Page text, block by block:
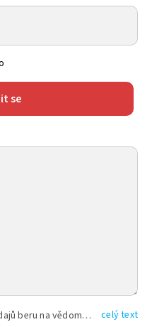
se
Vyplněním shora uvedených údajů beru na vědomí, že společnost TEXT FACTORY s.r.o., sídlem Brno, Durďákova 336/29, Černá Pole, PSČ: 613 00, IČ: 06157831, zapsané u Krajského soudu v Brně, oddíl C, vložka 100399, bude zpracovávat mé osobní údaje uvedené v rámci mnou vyplněného registračního formuláře na základě oprávněných zájmů TEXT FACTORY s.r.o. dle čl. 6 odst. 1 písm. f) GDPR a pro splnění právních povinností (čl. 6 odst. 1 písm. c) GDPR), a to pro tyto účely: nezbytnost zajistit oprávnění návštěvníka webových stránek provozovaných společností TEXT FACTORY s.r.o. přispívat aktivně ke zveřejněným článkům nebo v rámci diskusních fór a výkon práv TEXT FACTORY s.r.o. jako administrátora těchto diskusních fór. Více informací o zpracování osobních údajů a právech lze nalézt v celý text